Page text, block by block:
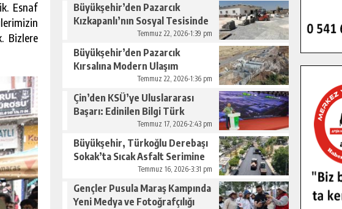
Esnaf
Bizlere
Büyükşehir’den Pazarcık
Kızkapanlı’nın Sosyal Tesisinde
Çevre Düzenlemesi.Temmuz 22, 2026-1:39 pm
Büyükşehir’den Pazarcık
Kırsalına Modern Ulaşım
Temmuz 22, 2026-1:36 pm
Çin’den KSÜ’ye Uluslararası
Başarı: Edinilen Bilgi Türk
Tarımına Katkı Sağlayacak.
Temmuz 17, 2026-2:43 pm
Büyükşehir, Türkoğlu Derebaşı
Sokak’ta Sıcak Asfalt Serimine
Temmuz 16, 2026-3:31 pm
Gençler Pusula Maraş Kampında
Yeni Medya ve Fotoğrafçılığı